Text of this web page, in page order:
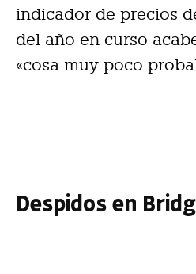
indicador de precios
del año en curso
«cosa muy poco
Despidos en